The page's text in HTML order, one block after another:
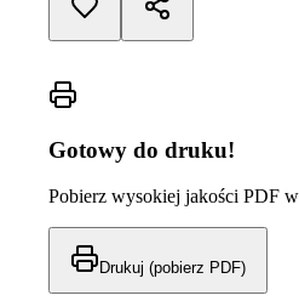
Gotowy do druku!
Pobierz wysokiej jakości PDF
Drukuj (pobierz PDF)